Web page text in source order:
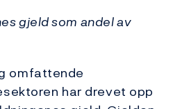
gjeld som andel av
omfattende
har drevet opp